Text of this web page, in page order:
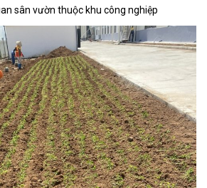
sân vườn thuộc khu công nghiệp